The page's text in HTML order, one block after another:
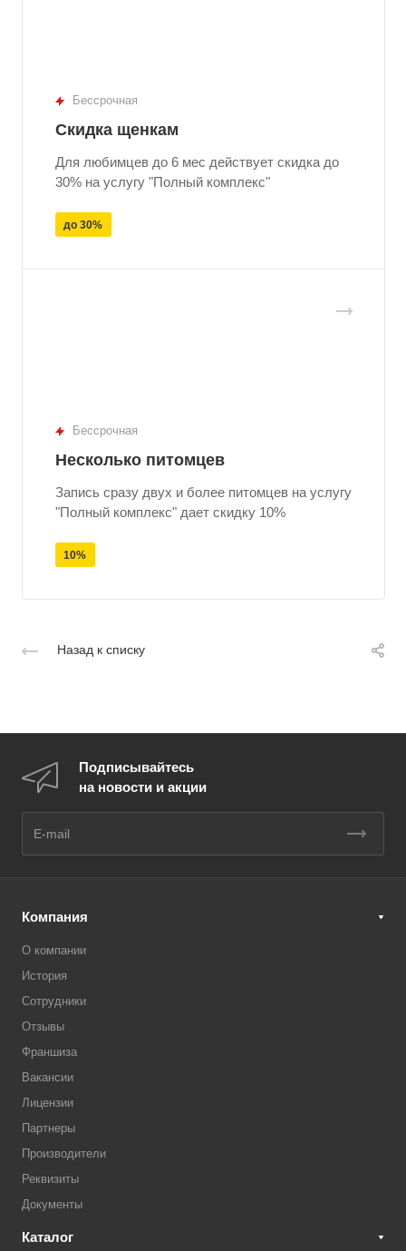
Бессрочная
Скидка щенкам
Для любимцев до 6 мес действует скидка до
30% на услугу "Полный комплекс"
до 30%
Бессрочная
Несколько питомцев
Запись сразу двух и более питомцев на услугу
"Полный комплекс" дает скидку 10%
10%
Назад к списку
Подписывайтесь
на новости и акции
Компания
О компании
История
Сотрудники
Отзывы
Франшиза
Вакансии
Лицензии
Партнеры
Производители
Реквизиты
Документы
Каталог